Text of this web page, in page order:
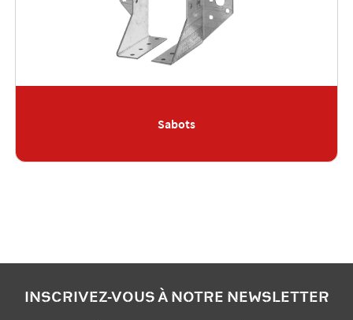
Sabots
INSCRIVEZ-VOUS À NOTRE NEWSLETTER